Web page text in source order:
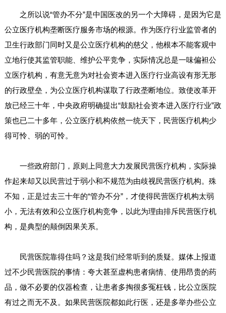
之所以说“管办不分”是中国医改的另一个大障碍，是因为它是
公立医疗机构垄断医疗服务市场的根源。作为医疗行业监管者的
卫生行政部门同时又是公立医疗机构的慈父，他根本不能客观中
立地行使其监管职能、维护公平竞争，实际情况总是一味偏袒公
立医疗机构，有意无意为对社会资本进入医疗行业高设有形无形
的行政壁垒，为公立医疗机构谋取了行政垄断地位。致使改革开
放已经三十年，中央政府明确提出“鼓励社会资本进入医疗行业”政
策也已二十多年，公立医疗机构依然一统天下，民营医疗机构少
得可怜、弱的可怜。
一些政府部门，原则上同意大力发展民营医疗机构，实际操
作起来却又以民营过于弱小和不规范为由歧视民营医疗机构。殊
不知，正是过去三十年的“管办不分”，才使得民营医疗机构太弱
小，无法有效和公立医疗机构竞争，以此为理由排斥民营医疗机
构，是典型的颠倒因果关系。
民营医院靠得住吗？这是我们经常听到的质疑。媒体上报道
过不少民营医院的事情：夸大甚至虚构患者病情、使用昂贵的药
品，做不必要的仪器检查，让患者多掏很多冤枉钱，比公立医院
有过之而无不及。如果民营医院都如此行医，还是多举办些公立